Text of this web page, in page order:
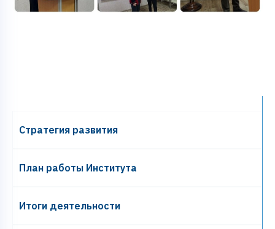
Cтратегия развития
План работы Института
Итоги деятельности